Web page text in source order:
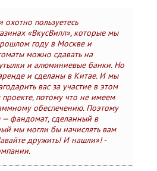
охотно пользуетесь
«ВкусВилл», которые мы
году в Москве и
можно сдавать на
и алюминиевые банки. Но
и сделаны в Китае. И мы
вас за участие в этом
потому что не имеем
обеспечению. Поэтому
фандомат, сделанный в
мы могли бы начислять вам
дружить! И нашли»! -